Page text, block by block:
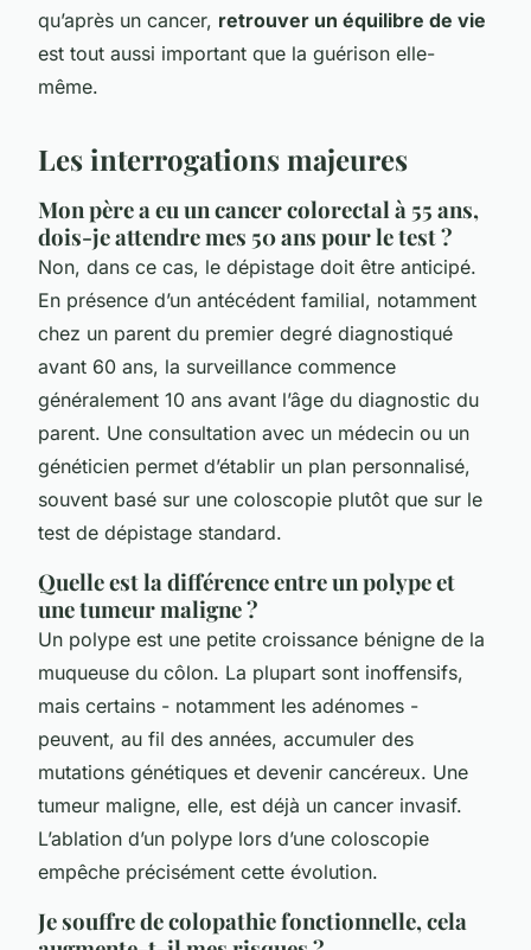
qu’après un cancer, retrouver un équilibre de vie
est tout aussi important que la guérison elle-
même.
Les interrogations majeures
Mon père a eu un cancer colorectal à 55 ans,
dois-je attendre mes 50 ans pour le test ?
Non, dans ce cas, le dépistage doit être anticipé.
En présence d’un antécédent familial, notamment
chez un parent du premier degré diagnostiqué
avant 60 ans, la surveillance commence
généralement 10 ans avant l’âge du diagnostic du
parent. Une consultation avec un médecin ou un
généticien permet d’établir un plan personnalisé,
souvent basé sur une coloscopie plutôt que sur le
test de dépistage standard.
Quelle est la différence entre un polype et
une tumeur maligne ?
Un polype est une petite croissance bénigne de la
muqueuse du côlon. La plupart sont inoffensifs,
mais certains - notamment les adénomes -
peuvent, au fil des années, accumuler des
mutations génétiques et devenir cancéreux. Une
tumeur maligne, elle, est déjà un cancer invasif.
L’ablation d’un polype lors d’une coloscopie
empêche précisément cette évolution.
Je souffre de colopathie fonctionnelle, cela